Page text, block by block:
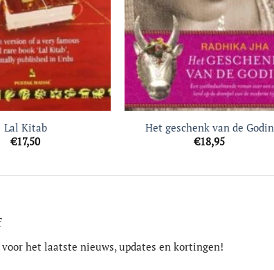
Lal Kitab
€17,50
Het geschenk van de Godin
€18,95
het laatste nieuws, updates en kortingen!